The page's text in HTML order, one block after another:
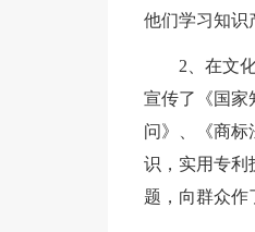
他们学习知识
2、在文
宣传了《国家
问》、《商标
识，实用专利
题，向群众作